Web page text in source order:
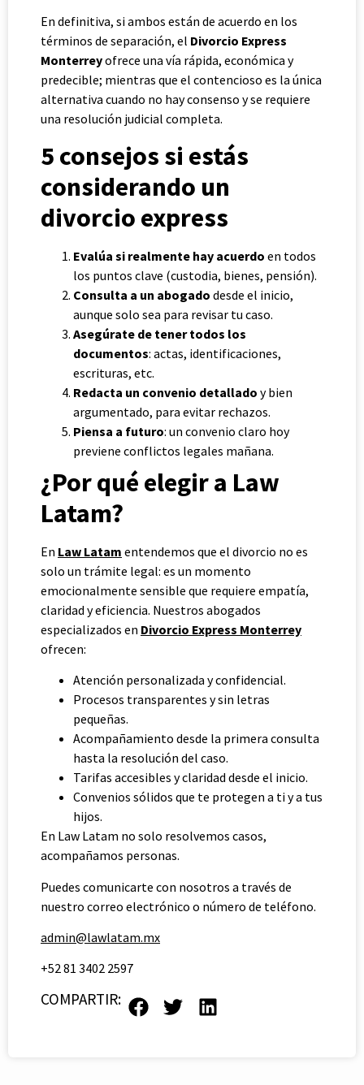
En definitiva, si ambos están de acuerdo en los
términos de separación, el Divorcio Express
Monterreyofrece una vía rápida, económica y
predecible; mientras que el contencioso es la única
alternativa cuando no hay consenso y se requiere
una resolución judicial completa.
5 consejos si estás
considerando un
divorcio express
Evalúa si realmente hay acuerdo en todos
los puntos clave (custodia, bienes, pensión).
Consulta a un abogado desde el inicio,
aunque solo sea para revisar tu caso.
Asegúrate de tener todos los
documentos: actas, identificaciones,
escrituras, etc.
Redacta un convenio detallado y bien
argumentado, para evitar rechazos.
Piensa a futuro: un convenio claro hoy
previene conflictos legales mañana.
¿Por qué elegir a Law
Latam?
En Law Latam entendemos que el divorcio no es
solo un trámite legal: es un momento
emocionalmente sensible que requiere empatía,
claridad y eficiencia. Nuestros abogados
especializados en Divorcio Express Monterrey
ofrecen:
Atención personalizada y confidencial.
Procesos transparentes y sin letras
pequeñas.
Acompañamiento desde la primera consulta
hasta la resolución del caso.
Tarifas accesibles y claridad desde el inicio.
Convenios sólidos que te protegen a ti y a tus
hijos.
En Law Latam no solo resolvemos casos,
acompañamos personas.
Puedes comunicarte con nosotros a través de
nuestro correo electrónico o número de teléfono.
admin@lawlatam.mx
+52 81 3402 2597
COMPARTIR: